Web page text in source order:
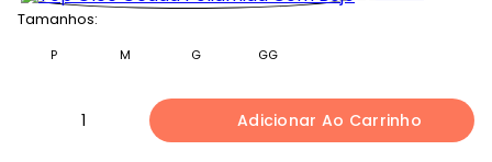
Tamanhos:
P M G GG
1 Adicionar Ao Carrinho